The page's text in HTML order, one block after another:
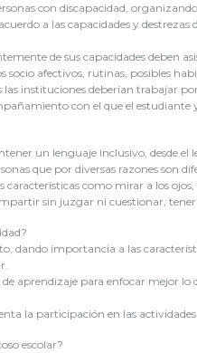
con discapacidad,
a las capacidades y
de sus capacidades deben
socio afectivos, rutinas, posibles
instituciones deberían trabajar
con el que el
un lenguaje inclusivo, desde
que por diversas razones son
características como mirar a los
sin juzgar ni cuestionar,
dando importancia a las
aprendizaje para enfocar mejor
la participación en las
escolar?